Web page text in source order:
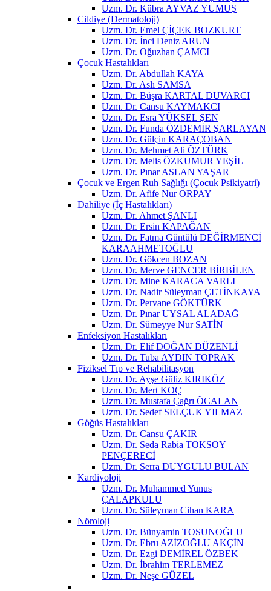
Uzm. Dr. Kübra AYVAZ YUMUŞ
Cildiye (Dermatoloji)
Uzm. Dr. Emel ÇİÇEK BOZKURT
Uzm. Dr. İnci Deniz ARUN
Uzm. Dr. Oğuzhan ÇAMCI
Çocuk Hastalıkları
Uzm. Dr. Abdullah KAYA
Uzm. Dr. Aslı SAMSA
Uzm. Dr. Büşra KARTAL DUVARCI
Uzm. Dr. Cansu KAYMAKCI
Uzm. Dr. Esra YÜKSEL ŞEN
Uzm. Dr. Funda ÖZDEMİR ŞARLAYAN
Uzm. Dr. Gülçin KARAÇOBAN
Uzm. Dr. Mehmet Ali ÖZTÜRK
Uzm. Dr. Melis ÖZKUMUR YEŞİL
Uzm. Dr. Pınar ASLAN YAŞAR
Çocuk ve Ergen Ruh Sağlığı (Çocuk Psikiyatri)
Uzm. Dr. Afife Nur ORPAY
Dahiliye (İç Hastalıkları)
Uzm. Dr. Ahmet ŞANLI
Uzm. Dr. Ersin KAPAĞAN
Uzm. Dr. Fatma Güntülü DEĞİRMENCİ
KARAAHMETOĞLU
Uzm. Dr. Gökcen BOZAN
Uzm. Dr. Merve GENCER BİRBİLEN
Uzm. Dr. Mine KARACA VARLI
Uzm. Dr. Nadir Süleyman ÇETİNKAYA
Uzm. Dr. Pervane GÖKTÜRK
Uzm. Dr. Pınar UYSAL ALADAĞ
Uzm. Dr. Sümeyye Nur SATİN
Enfeksiyon Hastalıkları
Uzm. Dr. Elif DOĞAN DÜZENLİ
Uzm. Dr. Tuba AYDIN TOPRAK
Fiziksel Tıp ve Rehabilitasyon
Uzm. Dr. Ayşe Güliz KIRIKÖZ
Uzm. Dr. Mert KOÇ
Uzm. Dr. Mustafa Çağrı ÖCALAN
Uzm. Dr. Sedef SELÇUK YILMAZ
Göğüs Hastalıkları
Uzm. Dr. Cansu ÇAKIR
Uzm. Dr. Seda Rabia TOKSOY
PENÇERECİ
Uzm. Dr. Serra DUYGULU BULAN
Kardiyoloji
Uzm. Dr. Muhammed Yunus
ÇALAPKULU
Uzm. Dr. Süleyman Cihan KARA
Nöroloji
Uzm. Dr. Bünyamin TOSUNOĞLU
Uzm. Dr. Ebru AZİZOĞLU AKÇİN
Uzm. Dr. Ezgi DEMİREL ÖZBEK
Uzm. Dr. İbrahim TERLEMEZ
Uzm. Dr. Neşe GÜZEL